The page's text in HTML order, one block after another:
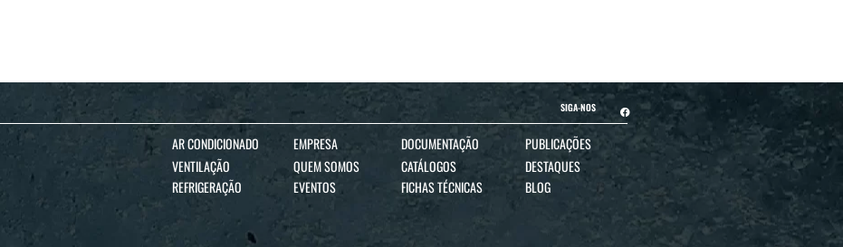
SIGA-NOS
AR CONDICIONADO
VENTILAÇÃO
REFRIGERAÇÃO
EMPRESA
QUEM SOMOS
EVENTOS
DOCUMENTAÇÃO
CATÁLOGOS
FICHAS TÉCNICAS
PUBLICAÇÕES
DESTAQUES
BLOG